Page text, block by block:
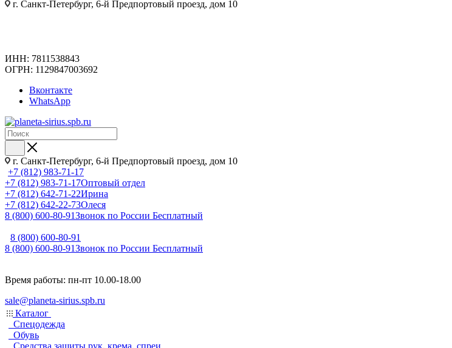
г. Санкт-Петербург, 6-й Предпортовый проезд, дом 10
ИНН: 7811538843
ОГРН: 1129847003692
Вконтакте
WhatsApp
г. Санкт-Петербург, 6-й Предпортовый проезд, дом 10
+7 (812) 983-71-17
+7 (812) 983-71-17Оптовый отдел
+7 (812) 642-71-22Ирина
+7 (812) 642-22-73Олеся
8 (800) 600-80-91Звонок по России Бесплатный
8 (800) 600-80-91
8 (800) 600-80-91Звонок по России Бесплатный
Время работы: пн-пт 10.00-18.00
sale@planeta-sirius.spb.ru
Каталог
Спецодежда
Обувь
Средства защиты рук, крема, спреи